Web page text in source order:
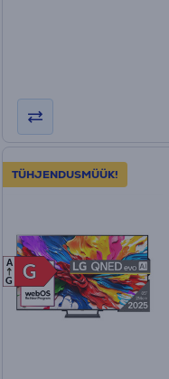
TÜHJENDUSMÜÜK!
G
G
A
G